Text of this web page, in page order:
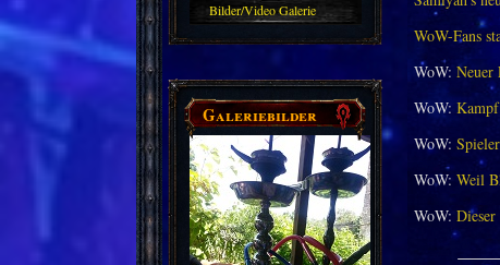
Bilder/Video Galerie
Galeriebilder
WoW-Fans
WoW: Neuer
WoW:
WoW:
WoW: Weil
WoW: